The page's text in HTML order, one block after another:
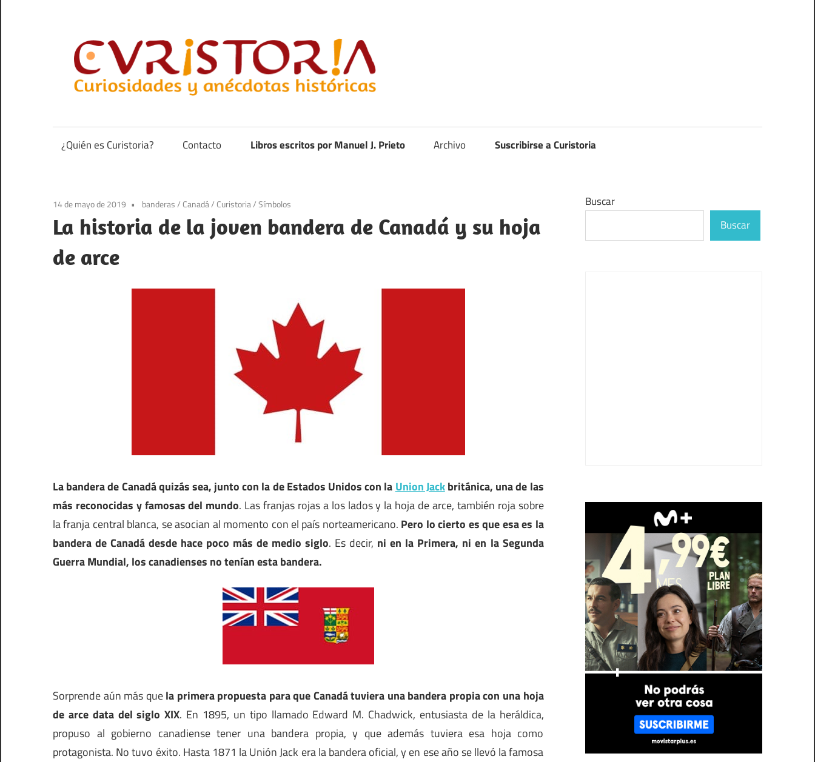
contenido
anécdotas
de
¿Quién es Curistoria? Contacto Libros escritos por Manuel J. Prieto Archivo Suscribirse a Curistoria
14 de mayo de 2019 banderas/ Canadá/ Curistoria/Símbolos
La historia de la joven bandera de Canadá y su hoja
de arce
La bandera de Canadá quizás sea, junto con la de Estados Unidos con la Union Jackbritánica, una de las
más reconocidas y famosas del mundo. Las franjas rojas a los lados y la hoja de arce, también roja sobre
la franja central blanca, se asocian al momento con el país norteamericano. Pero lo cierto es que esa es la
bandera de Canadá desde hace poco más de medio siglo. Es decir, ni en la Primera, ni en la Segunda
Guerra Mundial, los canadienses no tenían esta bandera.
Sorprende aún más quela primera propuesta para que Canadá tuviera una bandera propia con una hoja
de arce data del siglo XIX. En 1895, un tipo llamado Edward M. Chadwick, entusiasta de la heráldica,
propuso al gobierno canadiense tener una bandera propia, y que además tuviera esa hoja como
protagonista. No tuvo éxito. Hasta 1871 la Unión Jack era la bandera oficial, y en ese año se llevó la famosa
Buscar
Buscar